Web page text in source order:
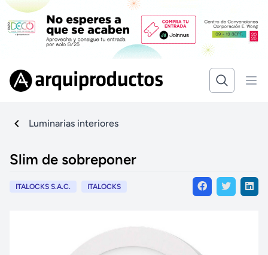
Luminarias interiores
Slim de sobreponer
ITALOCKS S.A.C. ITALOCKS